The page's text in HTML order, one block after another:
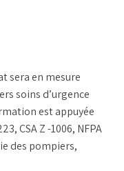
sera en mesure
soins d’urgence
est appuyée
CSA Z -1006, NFPA
des pompiers,